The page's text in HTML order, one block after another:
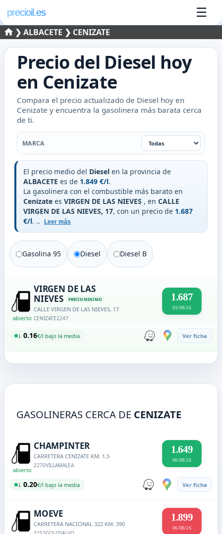
precioil.es ☰
❯ALBACETE ❯ CENIZATE
Precio del Diesel hoy
en Cenizate
Compara el precio actualizado de Diesel hoy en
Cenizate y encuentra la gasolinera más barata cerca
de ti.
Filtrar por marca
MARCA
El precio medio del Diesel en la provincia de
ALBACETE es de 1.849 €/l.
La gasolinera con el combustible más barato en
Cenizate es VIRGEN DE LAS NIEVES , en CALLE
VIRGEN DE LAS NIEVES, 17, con un precio de 1.687
€/l. .. Leer más
Gasolina 95 Diesel Diesel B
abierto
VIRGEN DE LAS
NIEVES
PRECIO MINIMO
CALLE VIRGEN DE LAS NIEVES, 17
CENIZATE2247
1.687
03/08/26
↓ 0.16€/l bajo la media Ver ficha
GASOLINERAS CERCA DE CENIZATE
abierto
CHAMPINTER
CARRETERA CENIZATE KM. 1,5
2270VILLAMALEA
1.649
06/08/26
↓ 0.20€/l bajo la media Ver ficha
MOEVE
CARRETERA NACIONAL 322 KM. 390
1.899
06/08/26